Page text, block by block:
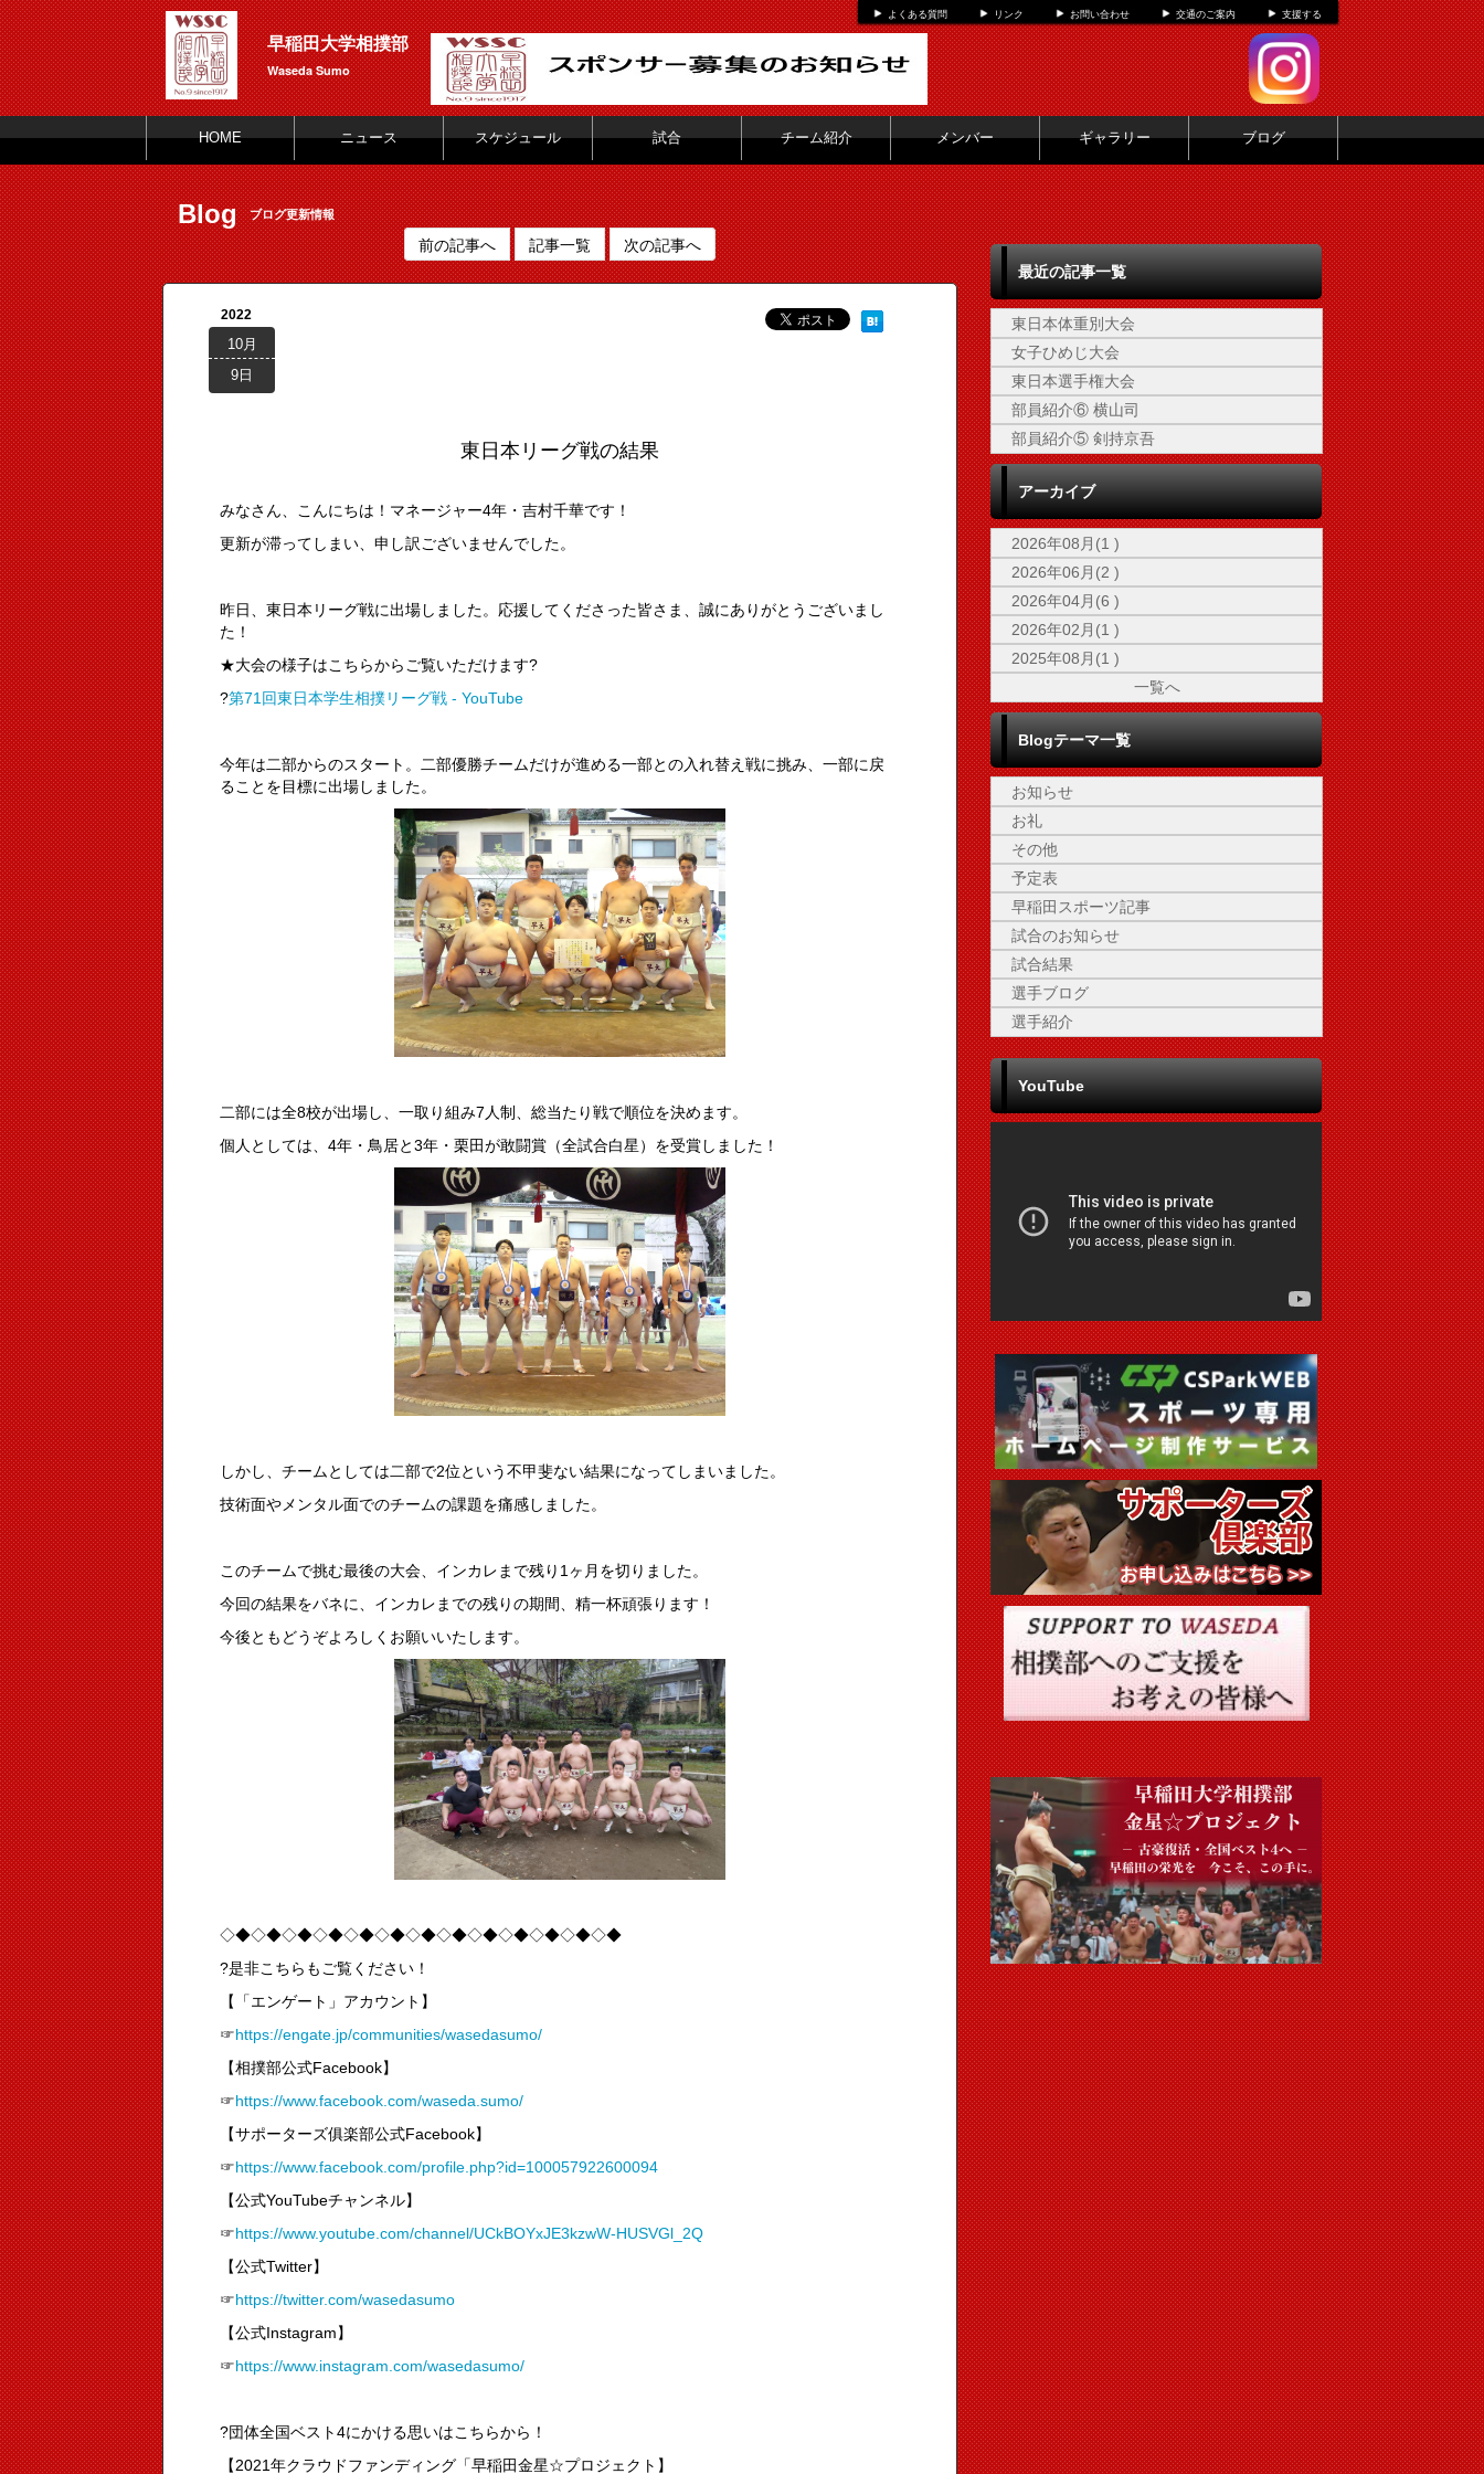
よくある質問 リンク お問い合わせ 交通のご案内 支援する
早稲田大学相撲部
Waseda Sumo
HOME ニュース スケジュール 試合 チーム紹介 メンバー ギャラリー ブログ
Blog ブログ更新情報
前の記事へ 記事一覧 次の記事へ
2022
10月
9日
東日本リーグ戦の結果
みなさん、こんにちは！マネージャー4年・吉村千華です！
更新が滞ってしまい、申し訳ございませんでした。
昨日、東日本リーグ戦に出場しました。応援してくださった皆さま、誠にありがとうございまし
た！
★大会の様子はこちらからご覧いただけます?
?第71回東日本学生相撲リーグ戦 - YouTube
今年は二部からのスタート。二部優勝チームだけが進める一部との入れ替え戦に挑み、一部に戻
ることを目標に出場しました。
二部には全8校が出場し、一取り組み7人制、総当たり戦で順位を決めます。
個人としては、4年・鳥居と3年・栗田が敢闘賞（全試合白星）を受賞しました！
しかし、チームとしては二部で2位という不甲斐ない結果になってしまいました。
技術面やメンタル面でのチームの課題を痛感しました。
このチームで挑む最後の大会、インカレまで残り1ヶ月を切りました。
今回の結果をバネに、インカレまでの残りの期間、精一杯頑張ります！
今後ともどうぞよろしくお願いいたします。
◇◆◇◆◇◆◇◆◇◆◇◆◇◆◇◆◇◆◇◆◇◆◇◆◇◆
?是非こちらもご覧ください！
【「エンゲート」アカウント】
☞https://engate.jp/communities/wasedasumo/
【相撲部公式Facebook】
☞https://www.facebook.com/waseda.sumo/
【サポーターズ俱楽部公式Facebook】
☞https://www.facebook.com/profile.php?id=100057922600094
【公式YouTubeチャンネル】
☞https://www.youtube.com/channel/UCkBOYxJE3kzwW-HUSVGl_2Q
【公式Twitter】
☞https://twitter.com/wasedasumo
【公式Instagram】
☞https://www.instagram.com/wasedasumo/
?団体全国ベスト4にかける思いはこちらから！
【2021年クラウドファンディング「早稲田金星☆プロジェクト】
最近の記事一覧
東日本体重別大会
女子ひめじ大会
東日本選手権大会
部員紹介⑥ 横山司
部員紹介⑤ 剣持京吾
アーカイブ
2026年08月(1 )
2026年06月(2 )
2026年04月(6 )
2026年02月(1 )
2025年08月(1 )
一覧へ
Blogテーマ一覧
お知らせ
お礼
その他
予定表
早稲田スポーツ記事
試合のお知らせ
試合結果
選手ブログ
選手紹介
YouTube